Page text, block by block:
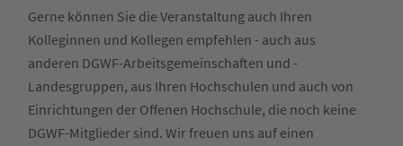
Gerne können Sie die Veranstaltung auch Ihren
Kolleginnen und Kollegen empfehlen - auch aus
anderen DGWF-Arbeitsgemeinschaften und -
Landesgruppen, aus Ihren Hochschulen und auch von
Einrichtungen der Offenen Hochschule, die noch keine
DGWF-Mitglieder sind. Wir freuen uns auf einen